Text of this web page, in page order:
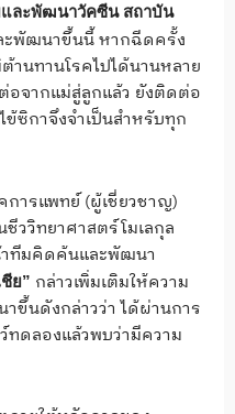
ละพัฒนาวัคซีน สถาบัน
พัฒนาขึ้นนี้ หากฉีดครั้ง
นทานโรคไปได้นานหลาย
อจากแม่สู่ลูกแล้ว ยังติดต่อ
ซิกาจึงจำเป็นสำหรับทุก
การแพทย์ (ผู้เชี่ยวชาญ)
ววิทยาศาสตร์โมเลกุล
ทีมคิดค้นและพัฒนา
ย” กล่าวเพิ่มเติมให้ความ
นดังกล่าวว่า ได้ผ่านการ
ดลองแล้วพบว่ามีความ